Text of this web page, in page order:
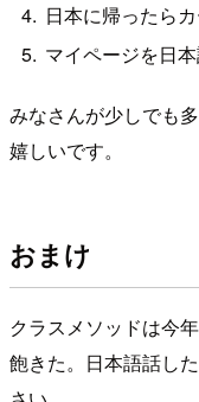
日本に帰ったら
マイページを日
みなさんが少しでも
嬉しいです。
おまけ
クラスメソッドは今
飽きた。日本語話し